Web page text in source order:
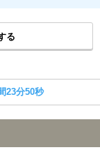
る
23分49秒